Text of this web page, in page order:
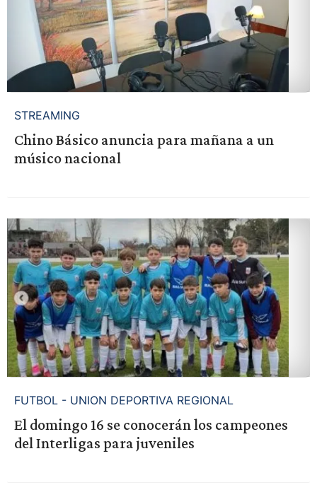
STREAMING
Chino Básico anuncia para mañana a un
músico nacional
FUTBOL - UNION DEPORTIVA REGIONAL
El domingo 16 se conocerán los campeones
del Interligas para juveniles